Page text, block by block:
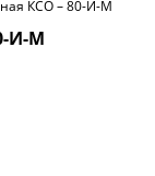
КСО – 80-И-М
И-М